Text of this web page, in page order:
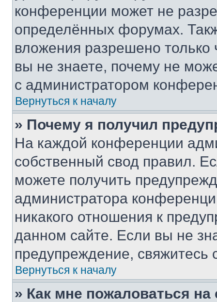
конференции может не
определённых форумах.
вложения разрешено
вы не знаете, почему не
с администратором
Вернуться к началу
» Почему я получил
На каждой конференции
собственный свод правил.
можете получить
администратора
никакого отношения к
данном сайте. Если вы не
предупреждение,
Вернуться к началу
» Как мне пожаловаться